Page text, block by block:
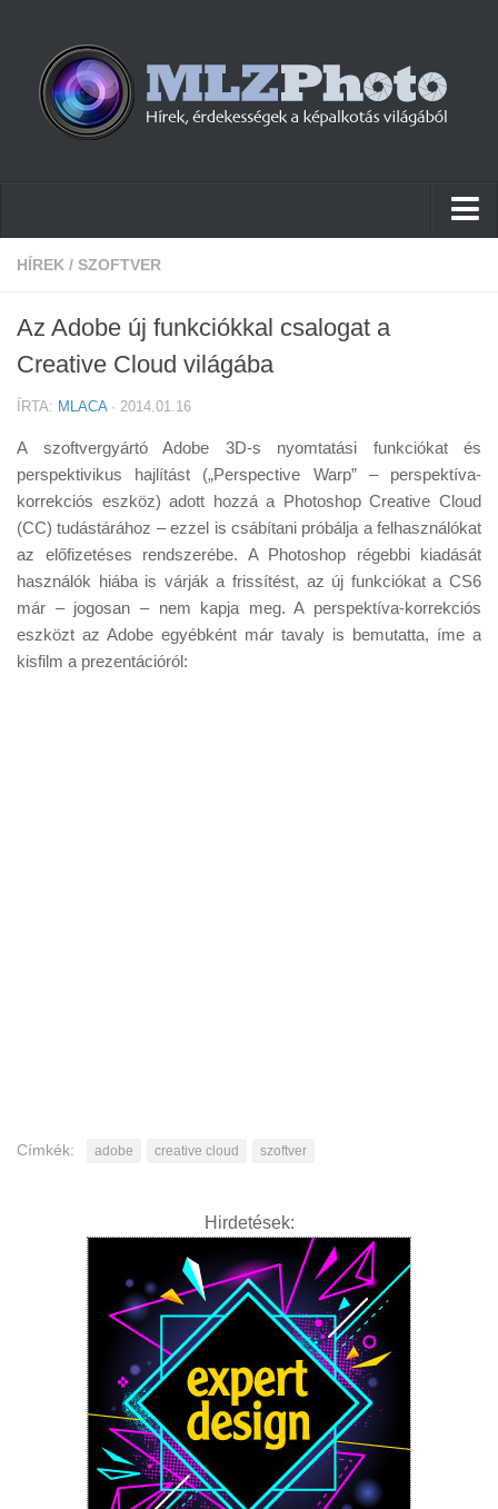
Hírek
Cikkek
Tudástár
Tanácsok
Érdekességek
Helyszíni Riport
E-BB
HÍREK / SZOFTVER
Az Adobe új funkciókkal csalogat a
Creative Cloud világába
ÍRTA: MLACA· 2014.01.16
A szoftvergyártó Adobe 3D-s nyomtatási funkciókat és
perspektivikus hajlítást („Perspective Warp” – perspektíva-
korrekciós eszköz) adott hozzá a Photoshop Creative Cloud
(CC) tudástárához – ezzel is csábítani próbálja a felhasználókat
az előfizetéses rendszerébe. A Photoshop régebbi kiadását
használók hiába is várják a frissítést, az új funkciókat a CS6
már – jogosan – nem kapja meg. A perspektíva-korrekciós
eszközt az Adobe egyébként már tavaly is bemutatta, íme a
kisfilm a prezentációról:
Címkék: adobe creative cloud szoftver
Hirdetések: